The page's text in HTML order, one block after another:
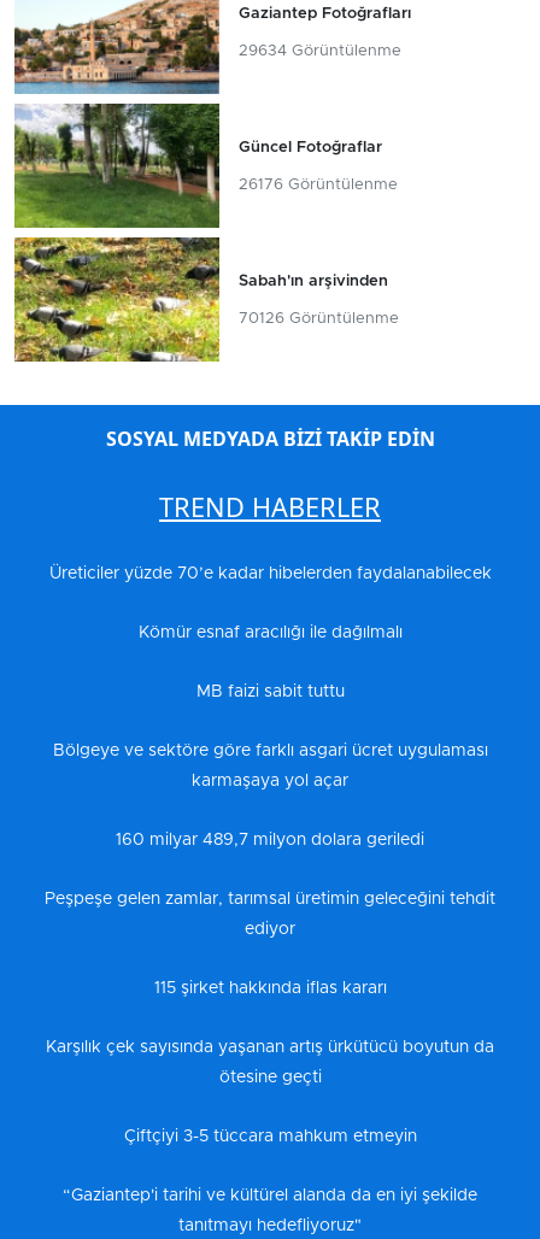
Gaziantep Fotoğrafları
29634 Görüntülenme
Güncel Fotoğraflar
26176 Görüntülenme
Sabah'ın arşivinden
70126 Görüntülenme
SOSYAL MEDYADA BİZİ TAKİP EDİN
TREND HABERLER
Üreticiler yüzde 70’e kadar hibelerden faydalanabilecek
Kömür esnaf aracılığı ile dağılmalı
MB faizi sabit tuttu
Bölgeye ve sektöre göre farklı asgari ücret uygulaması
karmaşaya yol açar
160 milyar 489,7 milyon dolara geriledi
Peşpeşe gelen zamlar, tarımsal üretimin geleceğini tehdit
ediyor
115 şirket hakkında iflas kararı
Karşılık çek sayısında yaşanan artış ürkütücü boyutun da
ötesine geçti
Çiftçiyi 3-5 tüccara mahkum etmeyin
“Gaziantep'i tarihi ve kültürel alanda da en iyi şekilde
tanıtmayı hedefliyoruz"